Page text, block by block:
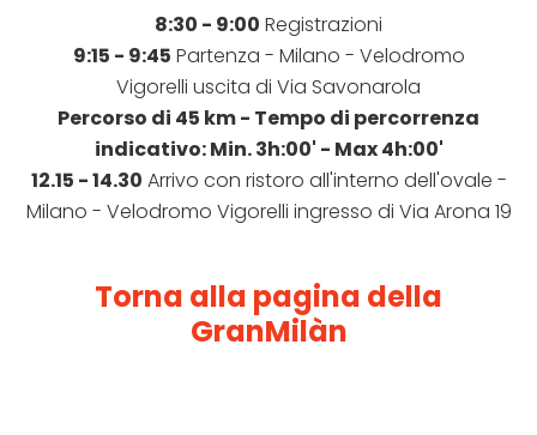
8:30 - 9:00 Registrazioni
9:15 - 9:45 Partenza - Milano - Velodromo
Vigorelli uscita di Via Savonarola
Percorso di 45 km - Tempo di percorrenza
indicativo: Min. 3h:00' - Max 4h:00'
12.15 - 14.30 Arrivo con ristoro all'interno dell'ovale -
Milano - Velodromo Vigorelli ingresso di Via Arona 19
Torna alla pagina della
GranMilàn